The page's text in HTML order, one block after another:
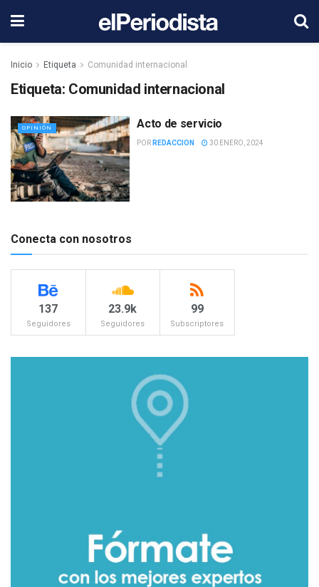
Inicio Etiqueta Comunidad internacional
Etiqueta: Comunidad internacional
OPINIÓN Acto de servicio
POR REDACCION 30 ENERO, 2024
Conecta con nosotros
137
Seguidores
23.9k
Seguidores
99
Subscriptores